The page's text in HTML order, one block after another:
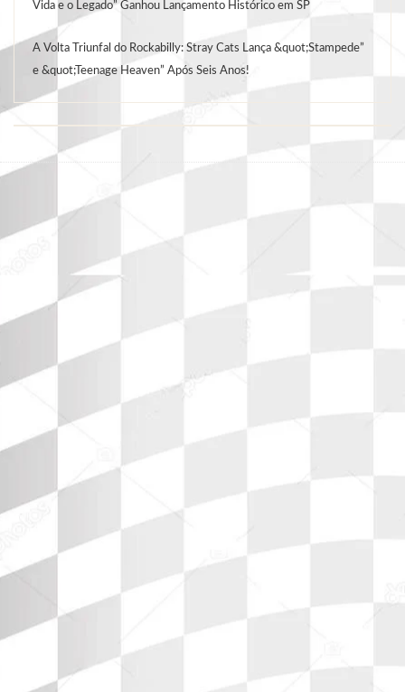
Vida e o Legado” Ganhou Lançamento Histórico em SP
A Volta Triunfal do Rockabilly: Stray Cats Lança &quot;Stampede”
e &quot;Teenage Heaven” Após Seis Anos!